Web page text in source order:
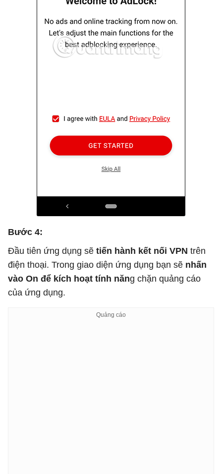
Bước 4:
Đầu tiên ứng dụng sẽ tiến hành kết nối VPN trên
điện thoại. Trong giao diện ứng dụng bạn sẽ nhấn
vào On để kích hoạt tính năng chặn quảng cáo
của ứng dụng.